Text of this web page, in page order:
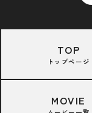
TOP
トップページ
MOVIE